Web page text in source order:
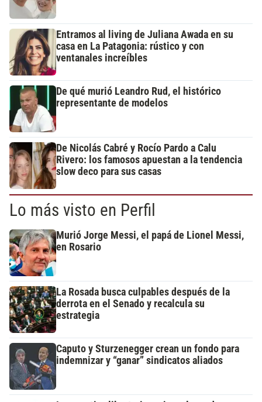
Entramos al living de Juliana Awada en su
casa en La Patagonia: rústico y con
ventanales increíbles
De qué murió Leandro Rud, el histórico
representante de modelos
De Nicolás Cabré y Rocío Pardo a Calu
Rivero: los famosos apuestan a la tendencia
slow deco para sus casas
Lo más visto en Perfil
Murió Jorge Messi, el papá de Lionel Messi,
en Rosario
La Rosada busca culpables después de la
derrota en el Senado y recalcula su
estrategia
Caputo y Sturzenegger crean un fondo para
indemnizar y “ganar” sindicatos aliados